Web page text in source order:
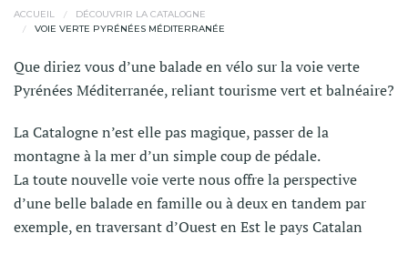
ACCUEIL
DÉCOUVRIR LA CATALOGNE
VOIE VERTE PYRÉNÉES MÉDITERRANÉE
Que diriez vous d’une balade en vélo sur la voie verte
Pyrénées Méditerranée, reliant tourisme vert et balnéaire?
La Catalogne n’est elle pas magique, passer de la
montagne à la mer d’un simple coup de pédale.
La toute nouvelle voie verte nous offre la perspective
d’une belle balade en famille ou à deux en tandem par
exemple, en traversant d’Ouest en Est le pays Catalan